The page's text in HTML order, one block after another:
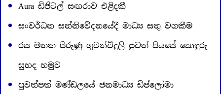
Aura ඩිජිටල් සඟරාව එළිදකී
සංවර්ධන සන්නිවේදනයේදී මාධ්‍ය සතු වගකීම
රස මතක පිරුණු ගුවන්විදුලි පුවත් පියසේ සොඳුරු
සුහද හමුව
පුවත්පත් මණ්ඩලයේ ජනමාධ්‍ය ඩිප්ලෝමා